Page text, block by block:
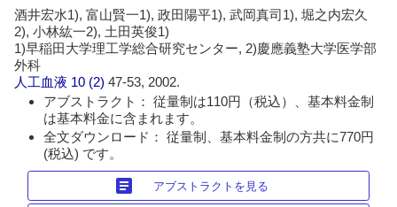
酒井宏水1), 富山賢一1), 政田陽平1), 武岡真司1), 堀之内宏久
2), 小林紘一2), 土田英俊1)
1)早稲田大学理工学総合研究センター, 2)慶應義塾大学医学部
外科
人工血液 10 (2)47-53, 2002.
アブストラクト： 従量制は110円（税込）、基本料金制
は基本料金に含まれます。
全文ダウンロード： 従量制、基本料金制の方共に770円
(税込) です。
article アブストラクトを見る